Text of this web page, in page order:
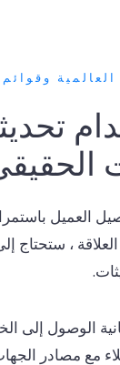
العميل
، ستحتاج
الوصول إلى
مع مصادر